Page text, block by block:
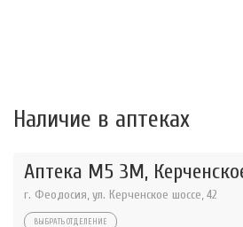
Наличие в аптеках
Аптека М5 3М,
г. Феодосия, ул. Керченское шоссе, 42
ВЫБРАТЬ ОТДЕЛЕНИЕ